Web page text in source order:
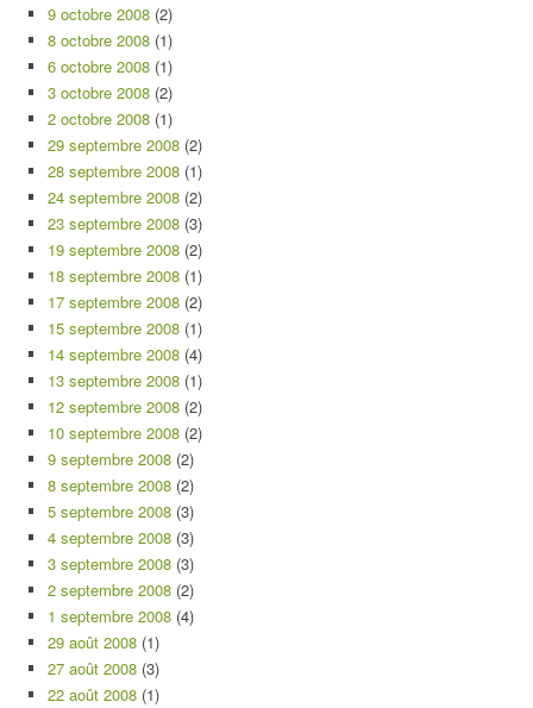
9 octobre 2008 (2)
8 octobre 2008 (1)
6 octobre 2008 (1)
3 octobre 2008 (2)
2 octobre 2008 (1)
29 septembre 2008 (2)
28 septembre 2008 (1)
24 septembre 2008 (2)
23 septembre 2008 (3)
19 septembre 2008 (2)
18 septembre 2008 (1)
17 septembre 2008 (2)
15 septembre 2008 (1)
14 septembre 2008 (4)
13 septembre 2008 (1)
12 septembre 2008 (2)
10 septembre 2008 (2)
9 septembre 2008 (2)
8 septembre 2008 (2)
5 septembre 2008 (3)
4 septembre 2008 (3)
3 septembre 2008 (3)
2 septembre 2008 (2)
1 septembre 2008 (4)
29 août 2008 (1)
27 août 2008 (3)
22 août 2008 (1)